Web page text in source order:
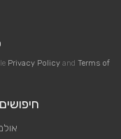
Privacy Policy and Terms of